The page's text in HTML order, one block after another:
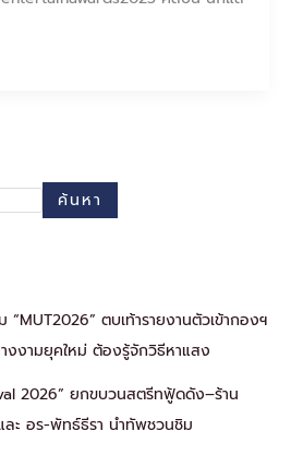
ค้นหา
“MUT2026” ตบเท้ารายงานตัวเข้ากองฯ
งามยุคใหม่ ต้องรู้จักวิธีหาแสง
2026” ยกขบวนสตรีทฟู้ดดัง–ร้าน
ะ อร-พัทธ์ธีรา นำทัพชวนชิม